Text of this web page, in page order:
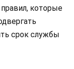
которые
срок службы